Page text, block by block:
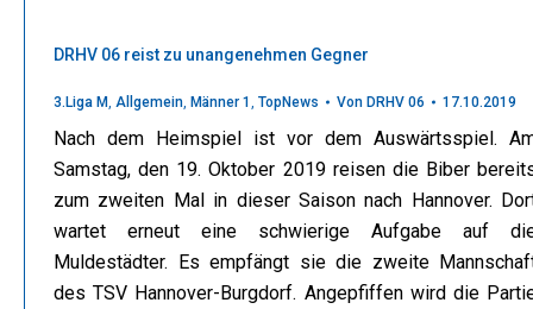
DRHV 06 reist zu unangenehmen Gegner
3.Liga M, Allgemein, Männer 1 , TopNews Von DRHV 06 17.10.2019
Nach dem Heimspiel ist vor dem Auswärtsspiel.
Samstag, den 19. Oktober 2019 reisen die Biber
zum zweiten Mal in dieser Saison nach Hannover.
wartet erneut eine schwierige Aufgabe auf
Muldestädter. Es empfängt sie die zweite
des TSV Hannover-Burgdorf. Angepfiffen wird die